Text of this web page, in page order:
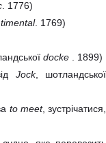
. 1776)
. 1769)
docke . 1899)
Jock, шотландської
to meet, зустрічатися,